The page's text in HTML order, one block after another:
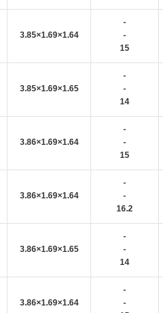
3.85×1.69×1.64
-
-
15
3.85×1.69×1.65
-
-
14
3.86×1.69×1.64
-
-
15
3.86×1.69×1.64
-
-
16.2
3.86×1.69×1.65
-
-
14
3.86×1.69×1.64
-
-